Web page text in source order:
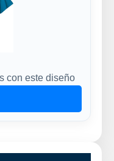
con este diseño